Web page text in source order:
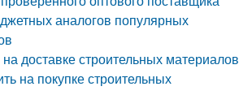
аналогов популярных
доставке строительных материалов
на покупке строительных